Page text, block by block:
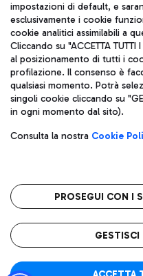
Pizza
Gelateria
Wine Bar & Sparkling
Autobus
Scopri le linee di autobus
Leonardo Da Vinci.
Raggiungi l’aeroporto
Ristoranti
Scopri la nostra offerta per
Mappa Aeroporto Fiumicino
Aeroporti di Roma S.p.A. -
coordinamento di Mundys
Codice fiscale e Registro delle
IVA 06572251004
Capitale sociale
Sede legale: Via Pier Paolo
telefono +39 06 65951
Privacy policy
impostazioni di default, e
esclusivamente i cookie
cookie analitici assimilabili a
Cliccando su "ACCETTA
al posizionamento di tutti i
profilazione. Il consenso è
qualsiasi momento. Potrà
singoli cookie cliccando su
in ogni momento dal sito).
Consulta la nostra Cookie
PROSEGUI CON I